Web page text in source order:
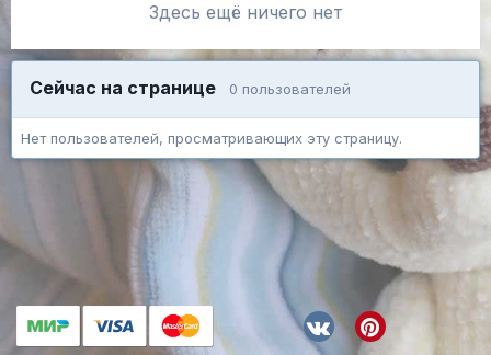
Здесь ещё ничего нет
Сейчас на странице 0 пользователей
Нет пользователей, просматривающих эту страницу.